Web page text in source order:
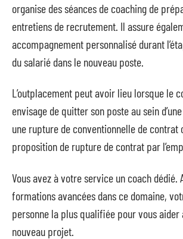
organise des séances de coaching de
entretiens de recrutement. Il assure
accompagnement personnalisé durant
du salarié dans le nouveau poste.
L’outplacement peut avoir lieu lorsque le
envisage de quitter son poste au sein
une rupture de conventionnelle de contrat
proposition de rupture de contrat par
Vous avez à votre service un coach dédié.
formations avancées dans ce domaine,
personne la plus qualifiée pour vous
nouveau projet.